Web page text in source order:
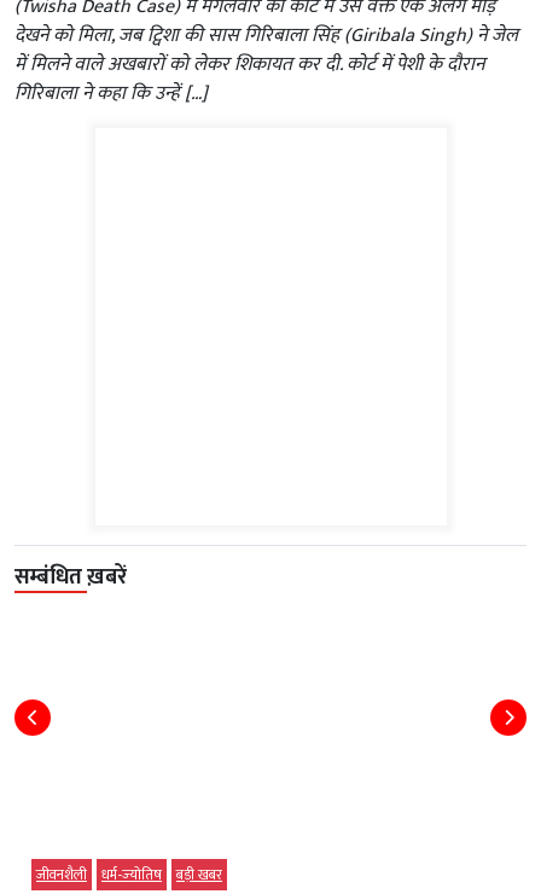
देखने को मिला, जब ट्विशा की सास गिरिबाला सिंह (Giribala Singh) ने जेल
में मिलने वाले अखबारों को लेकर शिकायत कर दी. कोर्ट में पेशी के दौरान
गिरिबाला ने कहा कि उन्हें […]
सम्बंधित ख़बरें
जीवनशैली धर्म-ज्‍योतिष बड़ी खबर